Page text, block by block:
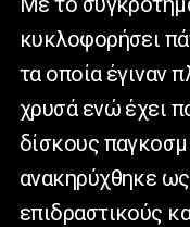
κυκλοφορήσει
τα οποία έγιναν
χρυσά ενώ έχει
δίσκους
ανακηρύχθηκε
επιδραστικούς